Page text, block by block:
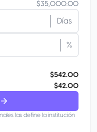
$35,000.00
Días
%
$542.00
$42.00
las define la institución